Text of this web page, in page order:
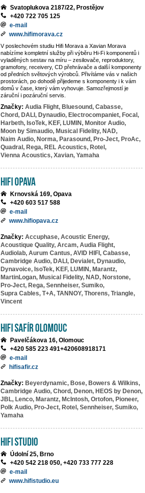
Svatoplukova 2187/22, Prostějov
+420 722 705 125
e-mail
www.hifimorava.cz
V poslechovém studiu Hifi Morava a Xavian Morava
nabízíme kompletní služby při výběru Hi-Fi komponentů i
vyladěných sestav na míru – zesilovače, reproduktory,
gramofony, receivery, CD přehrávače a další komponenty
od předních světových výrobců. Přivítáme vás v našich
prostorách, po dohodě přijedeme s komponenty i k vám
domů v čase, který vám vyhovuje. Samozřejmostí je
záruční i pozáruční servis.
Značky: Audia Flight, Bluesound, Cabasse,
Chord, DALI, Dynaudio, Electrocompaniet, Focal,
Harbeth, IsoTek, KEF, LUMIN, Monitor Audio,
Moon by Simaudio, Musical Fidelity, NAD,
Naim Audio, Norma, Parasound, Pro-Ject, ProAc,
Quadral, Rega, REL Acoustics, Rotel,
Vienna Acoustics, Xavian, Yamaha
HIFI Opava
Krnovská 169, Opava
+420 603 517 588
e-mail
www.hifiopava.cz
Značky: Accuphase, Acoustic Energy,
Acoustique Quality, Arcam, Audia Flight,
Audiolab, Aurum Cantus, AVID HIFI, Cabasse,
Cambridge Audio, DALI, Devialet, Dynaudio,
Dynavoice, IsoTek, KEF, LUMIN, Marantz,
MartinLogan, Musical Fidelity, NAD, Norstone,
Pro-Ject, Rega, Sennheiser, Sumiko,
Supra Cables, T+A, TANNOY, Thorens, Triangle,
Vincent
HiFi Safír Olomouc
Pavelčákova 16, Olomouc
+420 585 223 491+420608918171
e-mail
hifisafir.cz
Značky: Beyerdynamic, Bose, Bowers & Wilkins,
Cambridge Audio, Chord, Denon, HEOS by Denon,
JBL, Lenco, Marantz, McIntosh, Ortofon, Pioneer,
Polk Audio, Pro-Ject, Rotel, Sennheiser, Sumiko,
Yamaha
HiFi Studio
Údolní 25, Brno
+420 542 218 050, +420 733 777 228
e-mail
www.hifistudio.eu